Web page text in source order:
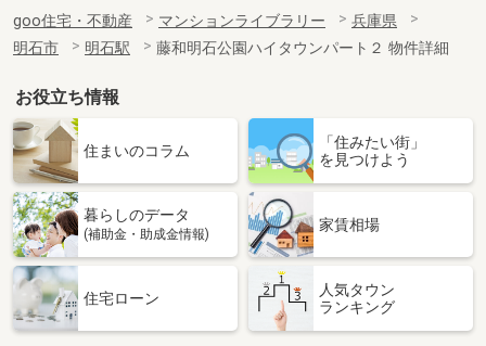
goo住宅・不動産 マンションライブラリー
兵庫県
明石市
明石駅 藤和明石公園ハイタウンパート２ 物件詳細
お役立ち情報
住まいのコラム
「住みたい街」
を見つけよう
暮らしのデータ
(補助金・助成金情報)
家賃相場
住宅ローン
人気タウン
ランキング